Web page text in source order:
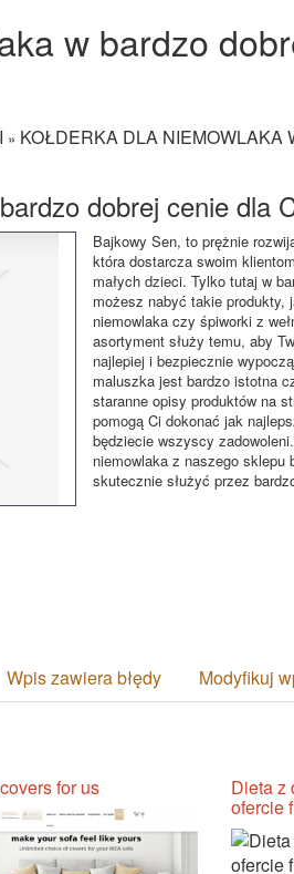
w bardzo
» KOŁDERKA DLA NIEMOWLAKA
dobrej cenie dla
Bajkowy Sen, to prężnie
która dostarcza swoim
małych dzieci. Tylko tutaj w
możesz nabyć takie produkty,
niemowlaka czy śpiworki z
asortyment służy temu, aby
najlepiej i bezpiecznie
maluszka jest bardzo istotna
staranne opisy produktów na
pomogą Ci dokonać jak
będziecie wszyscy
niemowlaka z naszego sklepu
skutecznie służyć przez
Wpis zawiera błędy Modyfikuj
for us Dieta z
ofercie